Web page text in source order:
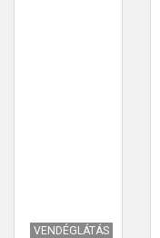
VENDÉGLÁTÁS